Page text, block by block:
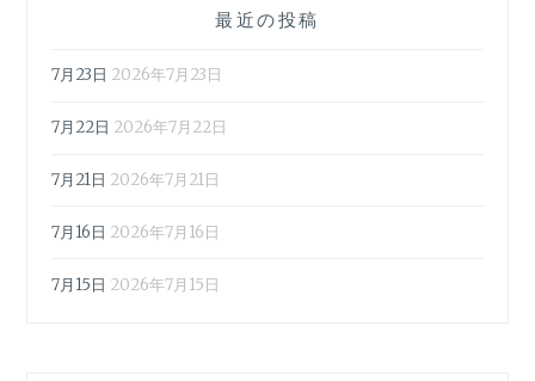
最近の投稿
7月23日 2026年7月23日
7月22日 2026年7月22日
7月21日 2026年7月21日
7月16日 2026年7月16日
7月15日 2026年7月15日